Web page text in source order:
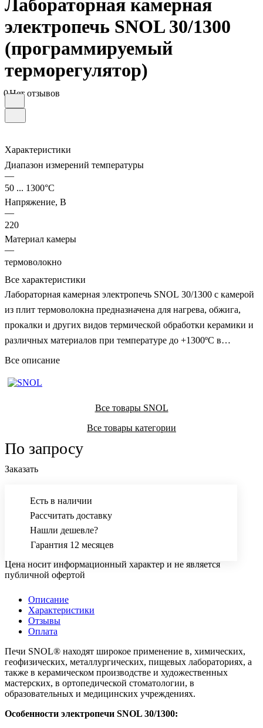
Лабораторная камерная
электропечь SNOL 30/1300
(программируемый
терморегулятор)
0Нет отзывов
Характеристики
Диапазон измерений температуры
—
50 ... 1300°С
Напряжение, В
—
220
Материал камеры
—
термоволокно
Все характеристики
Лабораторная камерная электропечь SNOL 30/1300 с камерой
из плит термоволокна предназначена для нагрева, обжига,
прокалки и других видов термической обработки керамики и
различных материалов при температуре до +1300ºC в
воздушной среде.
Все описание
Все товары SNOL
Все товары категории
По запросу
Заказать
Есть в наличии
Рассчитать доставку
Нашли дешевле?
Гарантия 12 месяцев
Цена носит информационный характер и не является
публичной офертой
Описание
Характеристики
Отзывы
Оплата
Печи SNOL® находят широкое применение в, химических,
геофизических, металлургических, пищевых лабораториях, а
также в керамическом производстве и художественных
мастерских, в ортопедической стоматологии, в
образовательных и медицинских учреждениях.
Особенности электропечи SNOL 30/1300: